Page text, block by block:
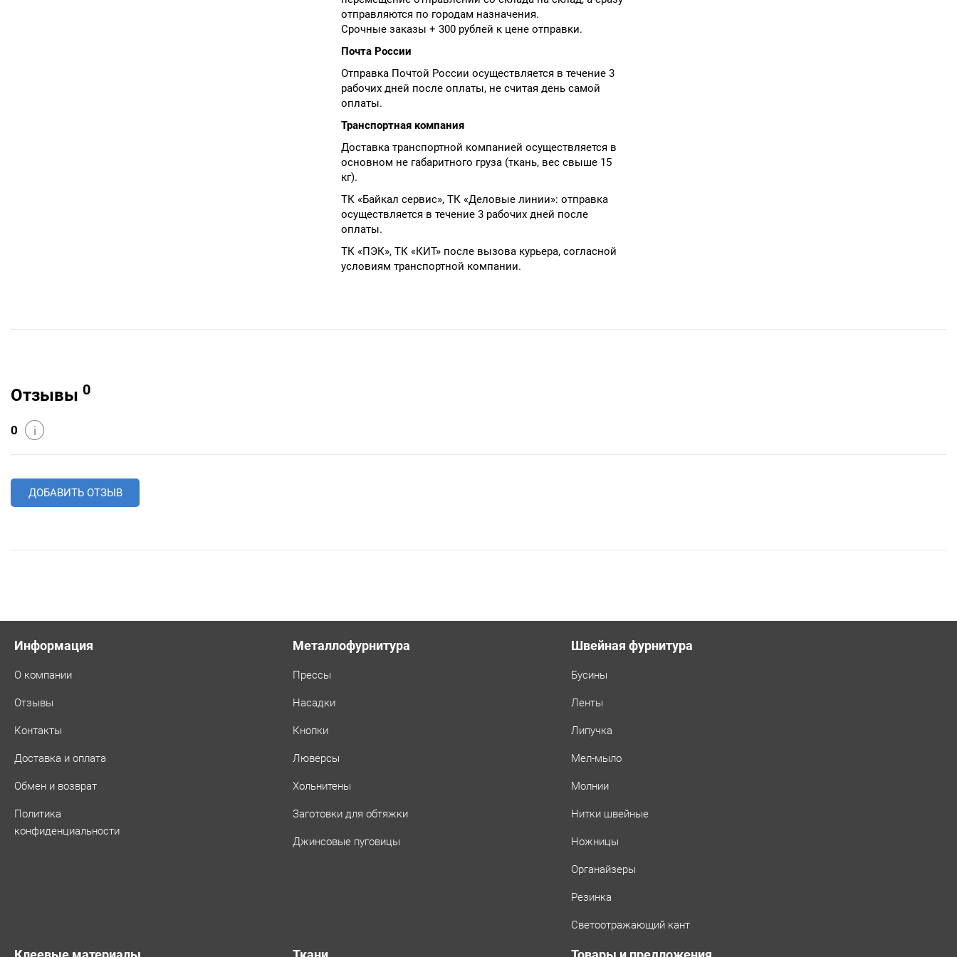
отправляются по городам назначения.
Срочные заказы + 300 рублей к цене отправки.
Почта России
Отправка Почтой России осуществляется в течение 3
рабочих дней после оплаты, не считая день самой
оплаты.
Транспортная компания
Доставка транспортной компанией осуществляется в
основном не габаритного груза (ткань, вес свыше 15
кг).
ТК «Байкал сервис», ТК «Деловые линии»: отправка
осуществляется в течение 3 рабочих дней после
оплаты.
ТК «ПЭК», ТК «КИТ» после вызова курьера, согласной
условиям транспортной компании.
Отзывы 0
0 i
ДОБАВИТЬ ОТЗЫВ
Информация
О компании
Отзывы
Контакты
Доставка и оплата
Обмен и возврат
Политика
конфиденциальности
Металлофурнитура
Прессы
Насадки
Кнопки
Люверсы
Хольнитены
Заготовки для обтяжки
Джинсовые пуговицы
Швейная фурнитура
Бусины
Ленты
Липучка
Мел-мыло
Молнии
Нитки швейные
Ножницы
Органайзеры
Резинка
Светоотражающий кант